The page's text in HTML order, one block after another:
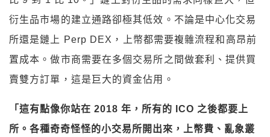
衍生品市場的建立通路卻極其低效。不論是中心化交易
所還是鏈上 Perp DEX，上幣都需要複雜流程和高昂前
置成本。做市商需要在多個交易所之間做套利、提供買
賣雙方訂單，這是巨大的資金佔用。
「這有點像你站在 2018 年，所有的 ICO 之後都要上
所。各種奇奇怪怪的小交易所開出來，上幣費、亂象叢